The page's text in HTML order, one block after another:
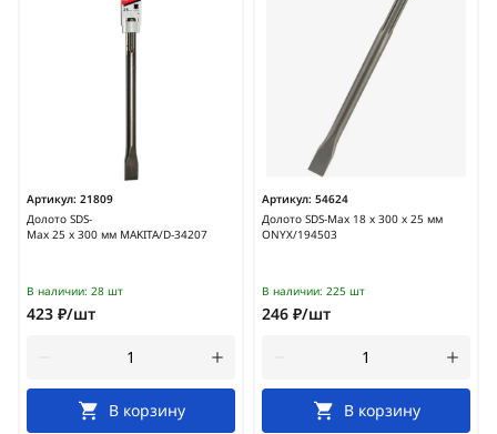
Артикул: 21809
Долото SDS-
Max 25 х 300 мм MAKITA/D-34207
В наличии: 28 шт
423 ₽/шт
В корзину
Артикул: 54624
Долото SDS-Max 18 х 300 х 25 мм
ONYX/194503
В наличии: 225 шт
246 ₽/шт
В корзину